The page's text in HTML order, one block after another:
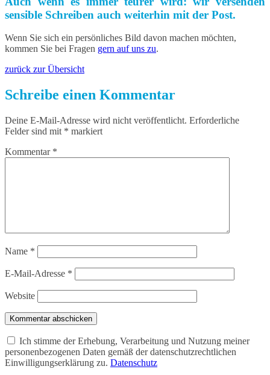
sensible Schreiben auch weiterhin mit der Post.
Wenn Sie sich ein persönliches Bild davon machen möchten,
kommen Sie bei Fragen gern auf uns zu.
zurück zur Übersicht
Schreibe einen Kommentar
Deine E-Mail-Adresse wird nicht veröffentlicht. Erforderliche
Felder sind mit * markiert
Kommentar *
Name *
E-Mail-Adresse *
Website
Kommentar abschicken
Ich stimme der Erhebung, Verarbeitung und Nutzung meiner
personenbezogenen Daten gemäß der datenschutzrechtlichen
Einwilligungserklärung zu. Datenschutz